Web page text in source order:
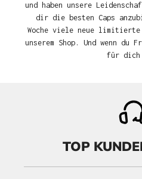
und haben unsere
dir die besten Caps
Woche viele neue
unserem Shop. Und wenn du
für dich
TOP